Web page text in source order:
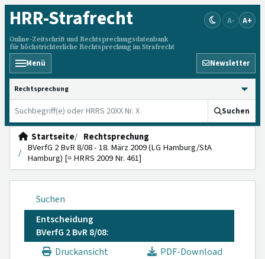
HRR-Strafrecht
Online-Zeitschrift und Rechtsprechungsdatenbank
für höchstrichterliche Rechtsprechung im Strafrecht
A- A+
Menü Newsletter
HRRS durchsuchen
Suchen
Startseite
Rechtsprechung
BVerfG 2 BvR 8/08 - 18. März 2009 (LG Hamburg/StA
Hamburg) [= HRRS 2009 Nr. 461]
Suchen
Entscheidung
BVerfG 2 BvR 8/08:
Druckansicht
PDF-Download